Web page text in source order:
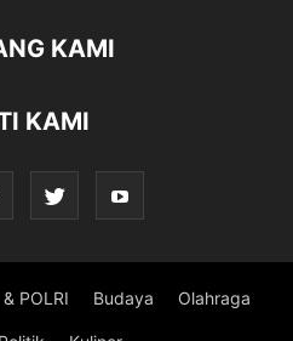
KAMI
KAMI
POLRI Budaya Olahraga